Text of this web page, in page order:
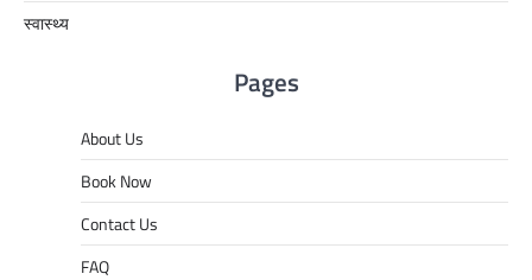
स्वास्थ्य
Pages
About Us
Book Now
Contact Us
FAQ